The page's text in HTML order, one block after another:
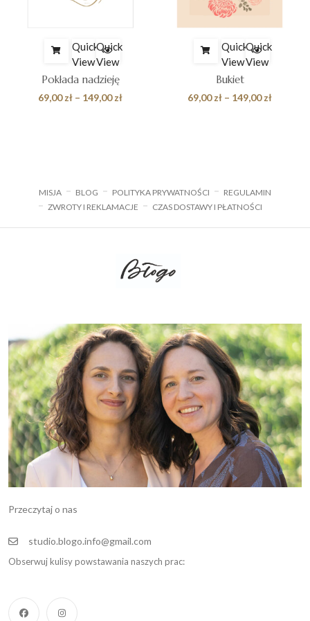
Quick
View
Quick
View
Pokłada nadzieję
69,00zł – 149,00złZakres
Quick
View
Quick
View
Bukiet
69,00zł – 149,00złZakres
MISJA BLOG POLITYKA PRYWATNOŚCI
REGULAMIN
ZWROTY I REKLAMACJE
CZAS DOSTAWY I PŁATNOŚCI
Przeczytaj o nas
studio.blogo.info@gmail.com
Obserwuj kulisy powstawania naszych prac: